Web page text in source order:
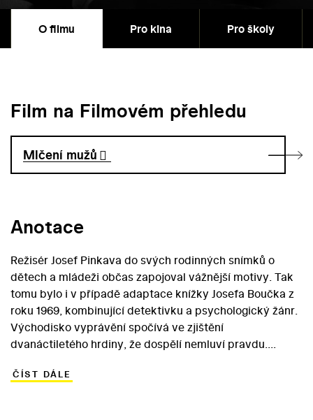
O filmu Pro kina Pro školy
Film na Filmovém přehledu
Mlčení mužů
Anotace
Režisér Josef Pinkava do svých rodinných snímků o
dětech a mládeži občas zapojoval vážnější motivy. Tak
tomu bylo i v případě adaptace knížky Josefa Boučka z
roku 1969, kombinující detektivku a psychologický žánr.
Východisko vyprávění spočívá ve zjištění
dvanáctiletého hrdiny, že dospělí nemluví pravdu.
všichni kromě něj už ví, že se rozvádějí. Události kolem
ČÍST DÁLE